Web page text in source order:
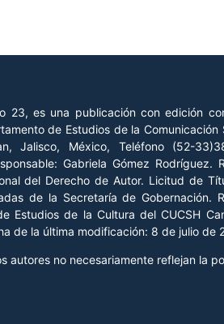
23, es una publicación con edición
de Estudios de la
Jalisco, México, Teléfono (52-
Gabriela Gómez
del Derecho de Autor. Licitud de
de la Secretaría de
Estudios de la Cultura del CUCSH
de la última modificación: 8 de julio de
autores no necesariamente reflejan la